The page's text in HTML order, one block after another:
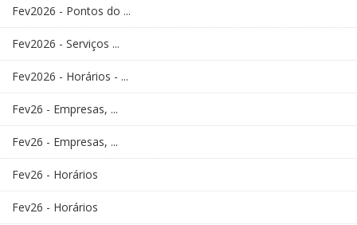
Fev2026 - Pontos do ...
Fev2026 - Serviços ...
Fev2026 - Horários - ...
Fev26 - Empresas, ...
Fev26 - Empresas, ...
Fev26 - Horários
Fev26 - Horários